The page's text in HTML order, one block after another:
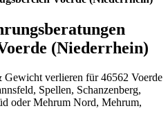
(Niederrhein)
verlieren für 46562 Voerde
Spellen, Schanzenberg,
oder Mehrum Nord, Mehrum,